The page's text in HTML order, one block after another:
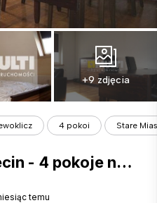
+9 zdjęcia
4 pokoi Stare
Stare Miasto Szczecin - 4 pokoje najem
temu